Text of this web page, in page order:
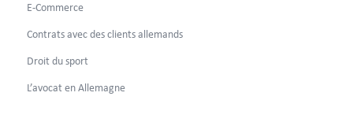
E-Commerce
Contrats avec des clients allemands
Droit du sport
L’avocat en Allemagne